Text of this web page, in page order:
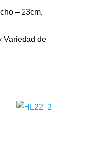
– 23cm,
Variedad de